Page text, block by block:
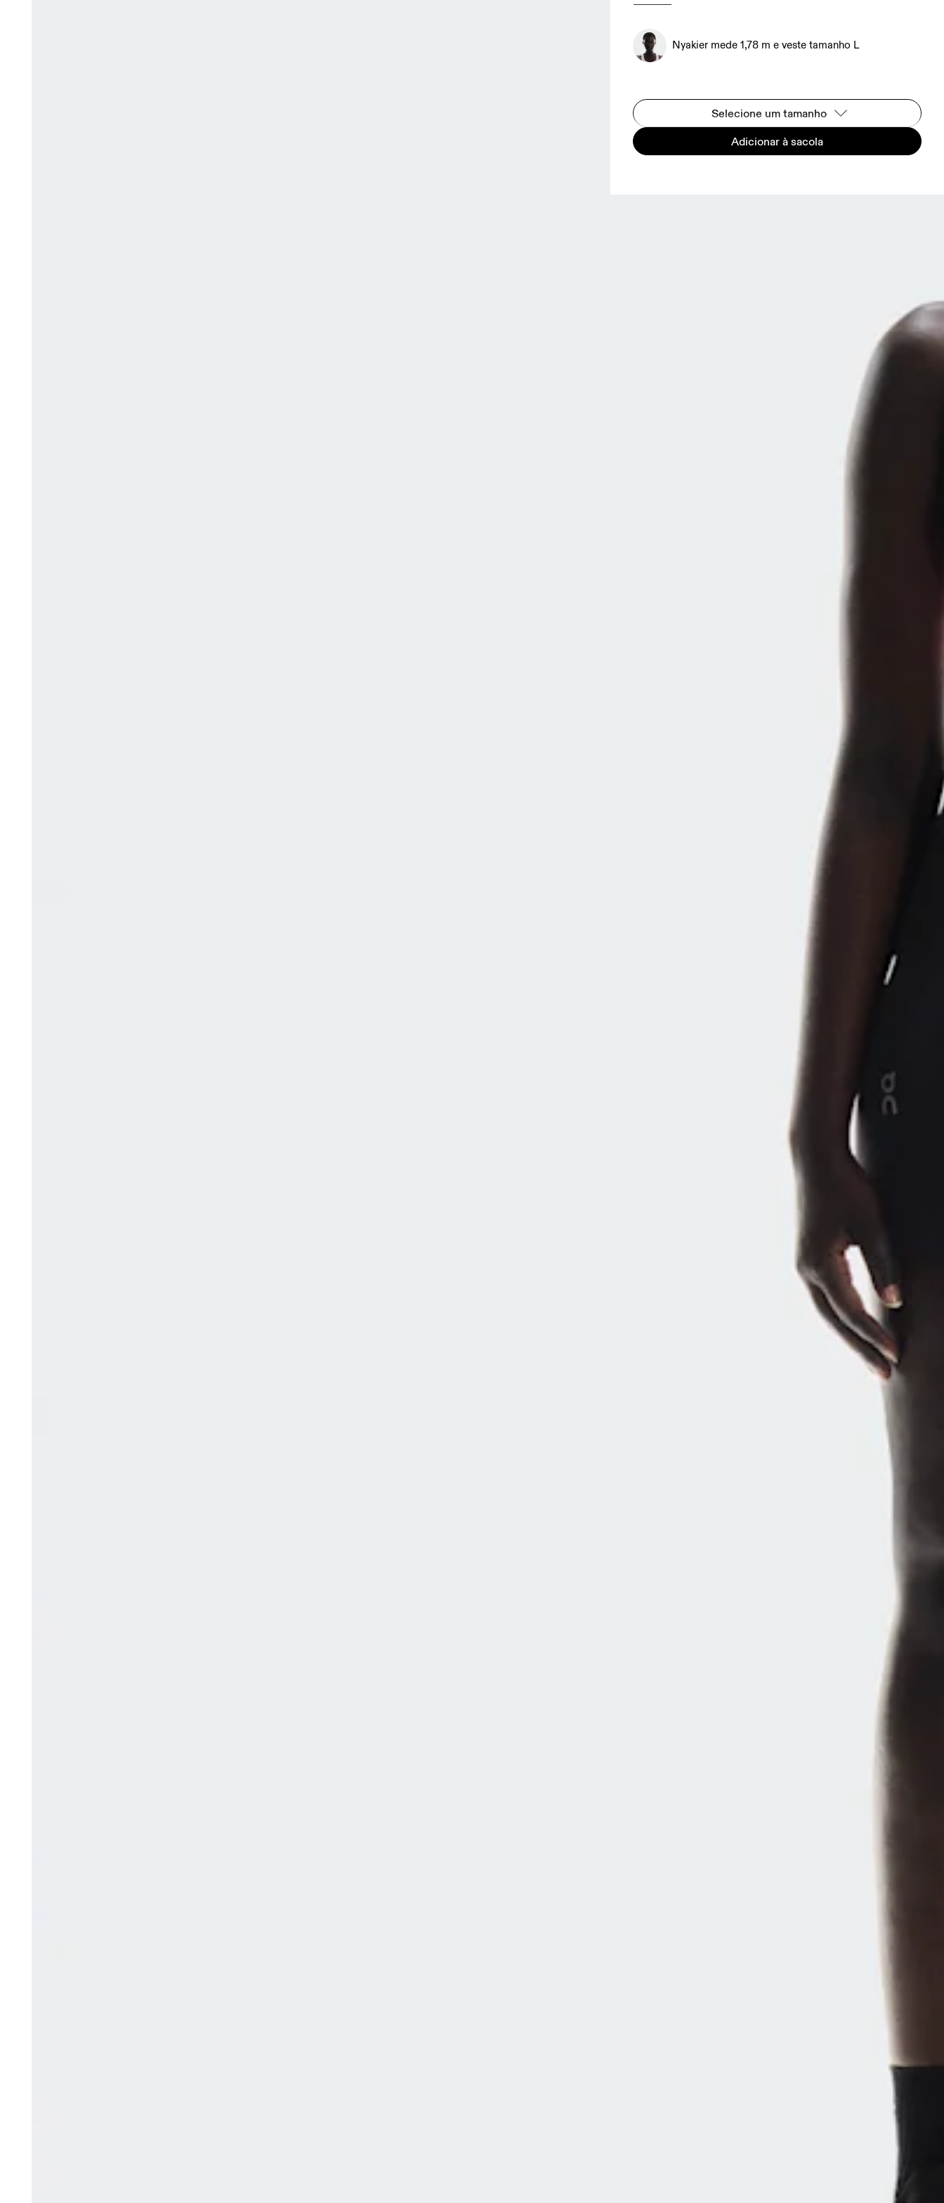
Nyakier mede 1,78 m e veste tamanho L
Selecione um tamanho
Adicionar à sacola